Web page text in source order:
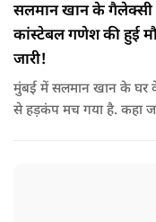
सलमान खान के गैलेक्सी
कांस्टेबल गणेश की हुई
जारी!
मुंबई में सलमान खान के घर के
से हड़कंप मच गया है. कहा